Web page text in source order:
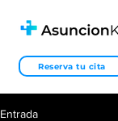
Reserva tu cita
Entrada